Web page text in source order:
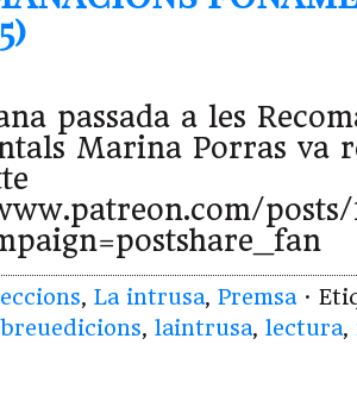
passada a les
Marina Porras va
posts/
, La intrusa, Premsa ·
, laintrusa, lectura,